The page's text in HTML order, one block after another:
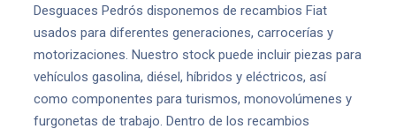
Desguaces Pedrós disponemos de recambios Fiat
usados para diferentes generaciones, carrocerías y
motorizaciones. Nuestro stock puede incluir piezas para
vehículos gasolina, diésel, híbridos y eléctricos, así
como componentes para turismos, monovolúmenes y
furgonetas de trabajo. Dentro de los recambios